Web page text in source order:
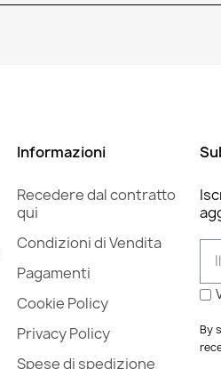
Informazioni
Recedere dal contratto
qui
Condizioni di Vendita
Pagamenti
Cookie Policy
Privacy Policy
Spese di spedizione
By